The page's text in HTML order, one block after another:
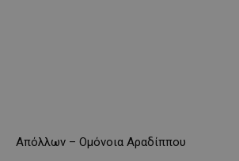
Απόλλων – Ομόνοια Αραδίππου